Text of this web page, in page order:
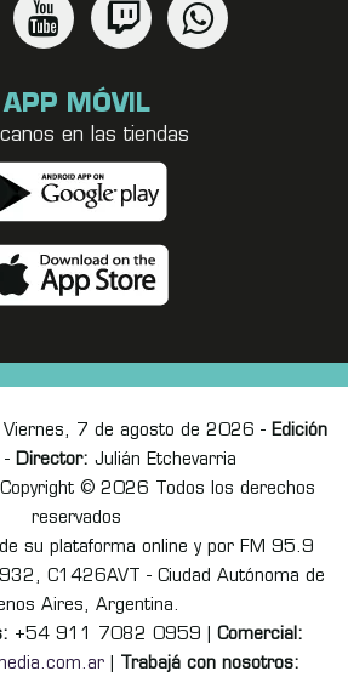
APP MÓVIL
en las tiendas
7 de agosto de 2026 - Edición
- Director: Julián Etchevarria
© 2026 Todos los derechos
reservados
su plataforma online y por FM 95.9
C1426AVT - Ciudad Autónoma de
Aires, Argentina.
+54 911 7082 0959 | Comercial:
Trabajá con nosotros: